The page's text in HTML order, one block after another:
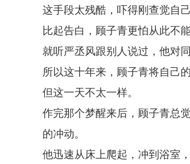
这手段太残酷，吓得刚查觉自
比起告白，顾子青更怕从此不
就听严丞风跟别人说过，他对
所以这十年来，顾子青将自己
但这一天不太一样。
作完那个梦醒来后，顾子青总
的冲动。
他迅速从床上爬起，冲到浴室